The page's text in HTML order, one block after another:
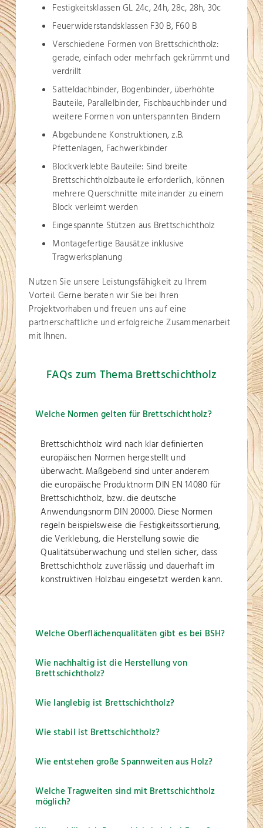
Festigkeitsklassen GL 24c, 24h, 28c, 28h, 30c
Feuerwiderstandsklassen F30 B, F60 B
Verschiedene Formen von Brettschichtholz:
gerade, einfach oder mehrfach gekrümmt und
verdrillt
Satteldachbinder, Bogenbinder, überhöhte
Bauteile, Parallelbinder, Fischbauchbinder und
weitere Formen von unterspannten Bindern
Abgebundene Konstruktionen, z.B.
Pfettenlagen, Fachwerkbinder
Blockverklebte Bauteile: Sind breite
Brettschichtholzbauteile erforderlich, können
mehrere Querschnitte miteinander zu einem
Block verleimt werden
Eingespannte Stützen aus Brettschichtholz
Montagefertige Bausätze inklusive
Tragwerksplanung
Nutzen Sie unsere Leistungsfähigkeit zu Ihrem
Vorteil. Gerne beraten wir Sie bei Ihren
Projektvorhaben und freuen uns auf eine
partnerschaftliche und erfolgreiche Zusammenarbeit
mit Ihnen.
FAQs zum Thema Brettschichtholz
Welche Normen gelten für Brettschichtholz?
Brettschichtholz wird nach klar definierten
europäischen Normen hergestellt und
überwacht. Maßgebend sind unter anderem
die europäische Produktnorm DIN EN 14080 für
Brettschichtholz, bzw. die deutsche
Anwendungsnorm DIN 20000. Diese Normen
regeln beispielsweise die Festigkeitssortierung,
die Verklebung, die Herstellung sowie die
Qualitätsüberwachung und stellen sicher, dass
Brettschichtholz zuverlässig und dauerhaft im
konstruktiven Holzbau eingesetzt werden kann.
Welche Oberflächenqualitäten gibt es bei BSH?
Wie nachhaltig ist die Herstellung von
Brettschichtholz?
Wie langlebig ist Brettschichtholz?
Wie stabil ist Brettschichtholz?
Wie entstehen große Spannweiten aus Holz?
Welche Tragweiten sind mit Brettschichtholz
möglich?